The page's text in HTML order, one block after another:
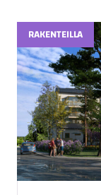
RAKENTEILLA